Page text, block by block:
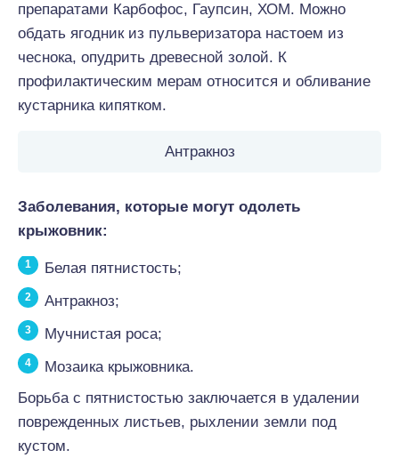
препаратами Карбофос, Гаупсин, ХОМ. Можно
обдать ягодник из пульверизатора настоем из
чеснока, опудрить древесной золой. К
профилактическим мерам относится и обливание
кустарника кипятком.
Антракноз
Заболевания, которые могут одолеть
крыжовник:
Белая пятнистость;
Антракноз;
Мучнистая роса;
Мозаика крыжовника.
Борьба с пятнистостью заключается в удалении
поврежденных листьев, рыхлении земли под
кустом.